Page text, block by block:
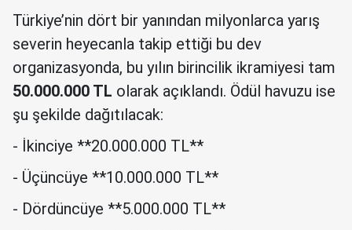
Türkiye’nin dört bir yanından milyonlarca yarış
severin heyecanla takip ettiği bu dev
organizasyonda, bu yılın birincilik ikramiyesi tam
50.000.000 TL olarak açıklandı. Ödül havuzu ise
şu şekilde dağıtılacak:
- İkinciye **20.000.000 TL**
- Üçüncüye **10.000.000 TL**
- Dördüncüye **5.000.000 TL**